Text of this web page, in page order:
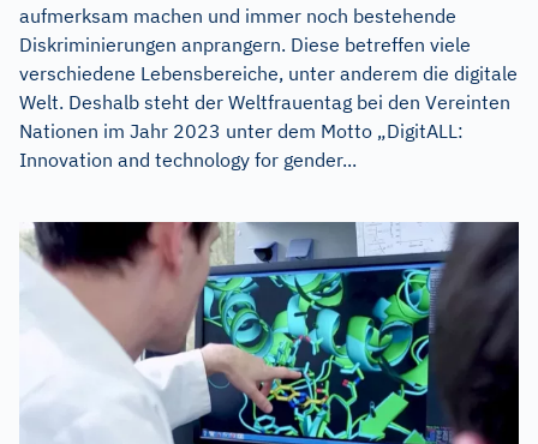
aufmerksam machen und immer noch bestehende
Diskriminierungen anprangern. Diese betreffen viele
verschiedene Lebensbereiche, unter anderem die digitale
Welt. Deshalb steht der Weltfrauentag bei den Vereinten
Nationen im Jahr 2023 unter dem Motto „DigitALL:
Innovation and technology for gender...